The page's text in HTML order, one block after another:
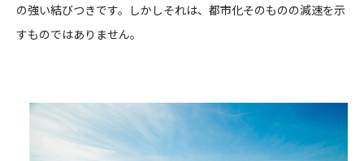
の強い結びつきです。しかしそれは、都市化そのものの減速を示
すものではありません。